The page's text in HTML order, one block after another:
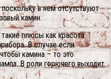
в нем отсутствуют
камин.
плюсы как красота
В случае если
камина – то это
В роли горючего выходит